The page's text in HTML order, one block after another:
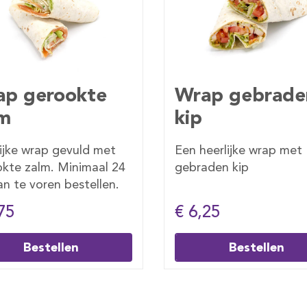
gebraden
wrap met
kip
Bestellen
Wrap
Heerlijke geitenkaas
€ 6,50
Bestellen